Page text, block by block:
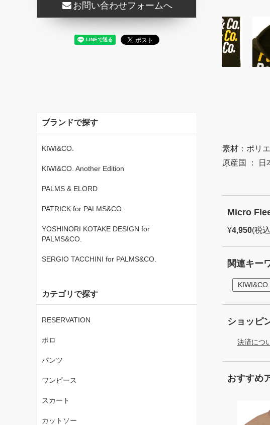
お問い合わせフォームへ
素材：ポリ
原産国 ： 日
Micro
¥4,950(税
関連キー
KIWI&CO.
ショッピ
決済につ
おすすめ
ブランドで探す
KIWI&CO.
KIWI&CO. Another Edition
PALMS & ELORD
PATRICK for PALMS&CO.
YOSHINORI KOTAKE DESIGN for
PALMS&CO.
SERGIO TACCHINI for PALMS&CO.
カテゴリで探す
RESERVATION
ポロ
パンツ
ワンピース
スカート
カットソー